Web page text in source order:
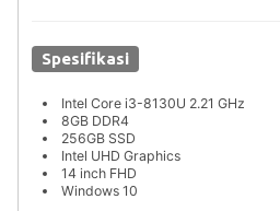
Spesifikasi
Intel Core i3-8130U 2.21 GHz
8GB DDR4
256GB SSD
Intel UHD Graphics
14 inch FHD
Windows 10